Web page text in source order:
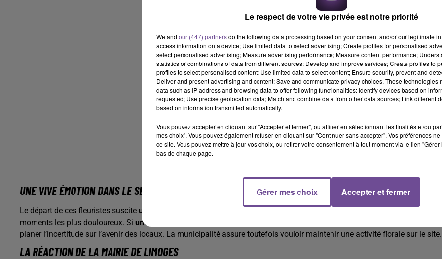
UNE VIVE ÉMOTION DANS LE SECTEUR
Le départ de ces fleuristes suscite une vive émotion parmi leur clientèle
moments les plus douloureux. Si une repreneuse s'était initialement positionnée
planer l’incertitude sur l’avenir des locaux. La municipalité assure toutefois vouloir maintenir une activité florale sur le site.
LA RÉACTION DE LA MAIRIE DE LIMOGES
Le respect de votre vie privée est notre priorité
We and our (447) partnersdo the following data processing based on your consent and/or our legitimate
access information on a device; Use limited data to select advertising; Create profiles for personalised
select personalised advertising; Measure advertising performance; Measure content performance;
statistics or combinations of data from different sources; Develop and improve services; Create profiles to
profiles to select personalised content; Use limited data to select content; Ensure security, prevent and
Deliver and present advertising and content; Save and communicate privacy choices. These technologies
data such as IP address and browsing data to offer following functionalities: Identify devices based on
requested; Use precise geolocation data; Match and combine data from other data sources; Link different
based on information transmitted automatically.
Vous pouvez accepter en cliquant sur "Accepter et fermer", ou affiner en sélectionnant les finalités et/ou
mes choix". Vous pouvez également refuser en cliquant sur "Continuer sans accepter". Vos préférences
ce site. Vous pouvez mettre à jour vos choix, ou retirer votre consentement à tout moment via le lien
bas de chaque page.
Gérer mes choix Accepter et fermer